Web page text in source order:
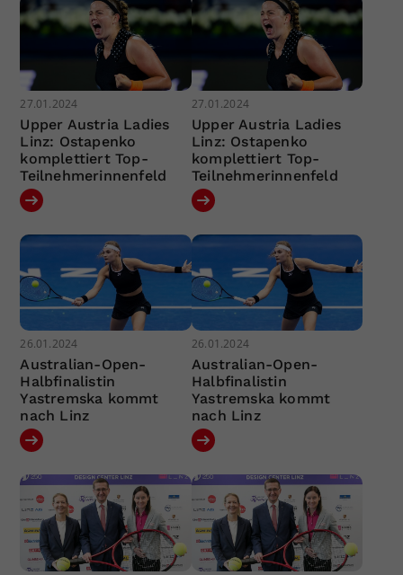
27.01.2024
Upper Austria Ladies
Linz: Ostapenko
komplettiert Top-
Teilnehmerinnenfeld
27.01.2024
Upper Austria Ladies
Linz: Ostapenko
komplettiert Top-
Teilnehmerinnenfeld
26.01.2024
Australian-Open-
Halbfinalistin
Yastremska kommt
nach Linz
26.01.2024
Australian-Open-
Halbfinalistin
Yastremska kommt
nach Linz